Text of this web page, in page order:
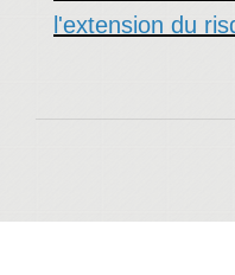
l'extension du